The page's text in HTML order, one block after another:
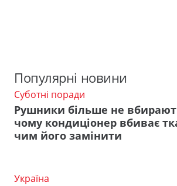
Популярні новини
Суботні поради
Рушники більше не
чому кондиціонер вбиває
чим його замінити
Україна